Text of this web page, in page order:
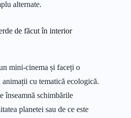
alternate.
de făcut în interior
mini-cinema și faceți o
cu tematică ecologică.
înseamnă schimbările
planetei sau de ce este